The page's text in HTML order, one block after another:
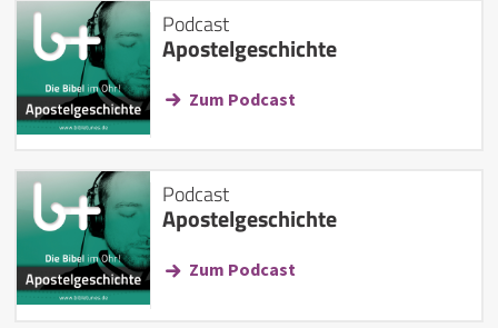
Podcast
Apostelgeschichte
Zum Podcast
Podcast
Apostelgeschichte
Zum Podcast